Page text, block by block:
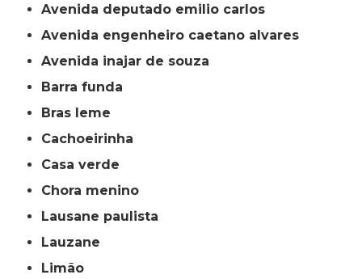
avenida deputado emilio carlos
avenida engenheiro caetano alvares
avenida inajar de souza
barra funda
bras leme
cachoeirinha
casa verde
chora menino
lausane paulista
lauzane
limão